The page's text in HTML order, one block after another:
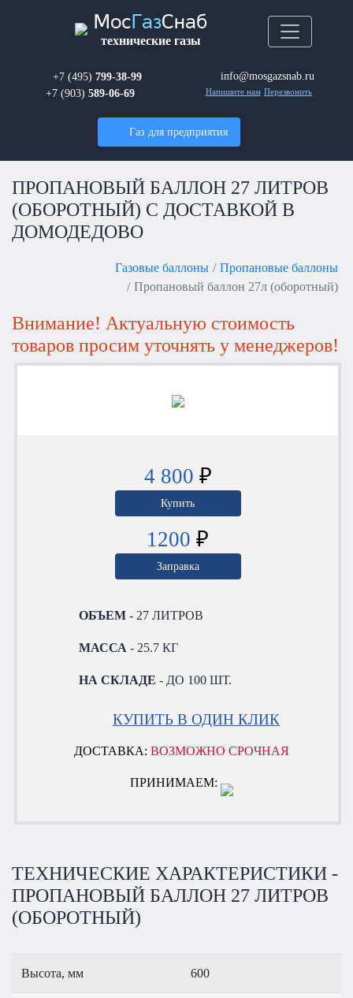
Мос ГазСнаб
технические газы
+7 (495) 799-38-99
+7 (903) 589-06-69
info@mosgazsnab.ru
Напишите нам Перезвонить
Газ для предприятия
ПРОПАНОВЫЙ БАЛЛОН 27 ЛИТРОВ
(ОБОРОТНЫЙ) С ДОСТАВКОЙ В
ДОМОДЕДОВО
Газовые баллоны
Пропановые баллоны
Пропановый баллон 27л (оборотный)
Внимание! Актуальную стоимость
товаров просим уточнять у менеджеров!
4 800 ₽
Купить
1200 ₽
Заправка
ОБЪЕМ - 27 ЛИТРОВ
МАССА - 25.7 КГ
НА СКЛАДЕ - ДО 100 ШТ.
КУПИТЬ В ОДИН КЛИК
ДОСТАВКА:ВОЗМОЖНО СРОЧНАЯ
ПРИНИМАЕМ:
ТЕХНИЧЕСКИЕ ХАРАКТЕРИСТИКИ -
ПРОПАНОВЫЙ БАЛЛОН 27 ЛИТРОВ
(ОБОРОТНЫЙ)
Высота, мм 600